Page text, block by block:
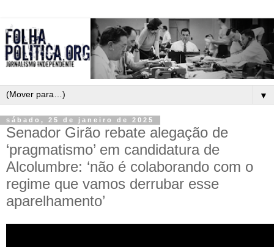
▼
sábado, 25 de janeiro de 2025
Senador Girão rebate alegação de
‘pragmatismo’ em candidatura de
Alcolumbre: ‘não é colaborando com o
regime que vamos derrubar esse
aparelhamento’